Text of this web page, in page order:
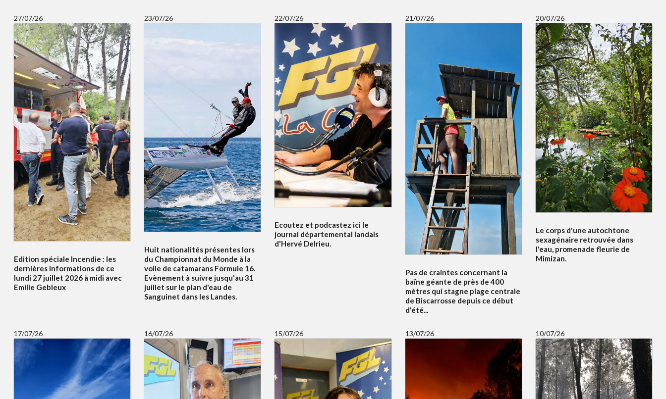
27/07/26
Edition spéciale Incendie : les
dernières informations de ce
lundi 27 juillet 2026 à midi avec
Emilie Gebleux
23/07/26
Huit nationalités présentes lors
du Championnat du Monde à la
voile de catamarans Formule 16.
Evènement à suivre jusqu'au 31
juillet sur le plan d'eau de
Sanguinet dans les Landes.
22/07/26
Ecoutez et podcastez ici le
journal départemental landais
d'Hervé Delrieu.
21/07/26
Pas de craintes concernant la
baïne géante de près de 400
mètres qui stagne plage centrale
de Biscarrosse depuis ce début
d'été...
20/07/26
Le corps d'une autochtone
sexagénaire retrouvée dans
l'eau, promenade fleurie de
Mimizan.
17/07/26 16/07/26 15/07/26 13/07/26 10/07/26